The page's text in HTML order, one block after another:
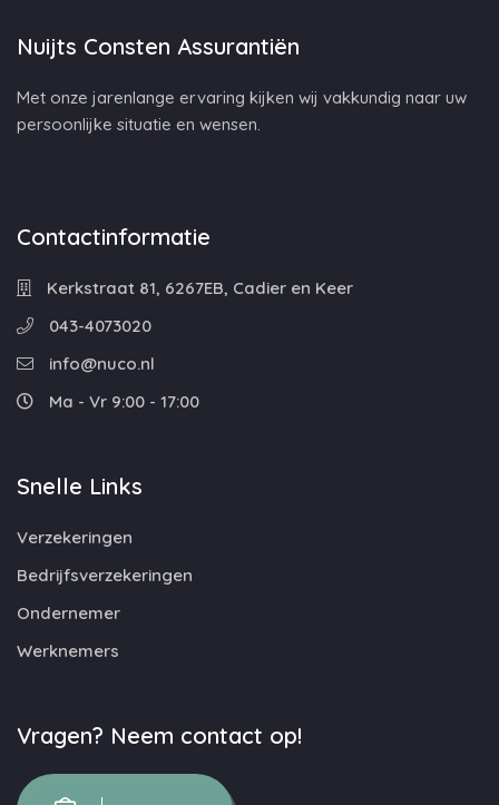
Nuijts Consten Assurantiën
Met onze jarenlange ervaring kijken wij vakkundig naar uw
persoonlijke situatie en wensen.
Contactinformatie
Kerkstraat 81, 6267EB, Cadier en Keer
043-4073020
info@nuco.nl
Ma - Vr 9:00 - 17:00
Snelle Links
Verzekeringen
Bedrijfsverzekeringen
Ondernemer
Werknemers
Vragen? Neem contact op!